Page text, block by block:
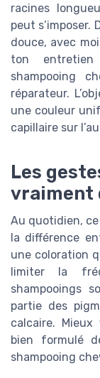
racines
peut s’imposer.
douce, avec
ton
shampooing
réparateur.
une couleur
capillaire sur
Les
vraiment
Au quotidien,
la différence
une coloration
limiter la
shampooings
partie des
calcaire.
bien formulé
shampooing